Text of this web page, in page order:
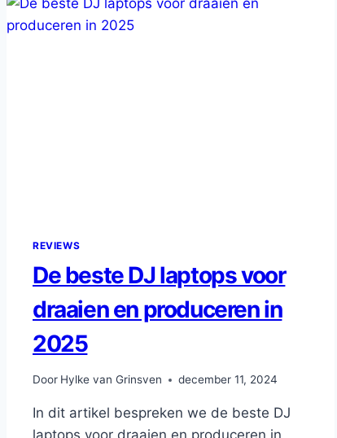
REVIEWS
De beste DJ laptops voor
draaien en produceren in
2025
Door Hylke van Grinsven december 11, 2024
In dit artikel bespreken we de beste DJ